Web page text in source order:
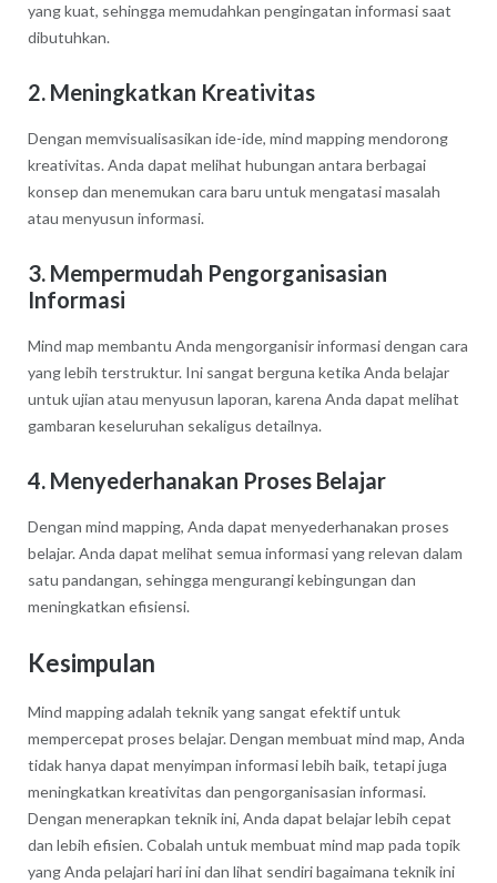
yang kuat, sehingga memudahkan pengingatan informasi saat
dibutuhkan.
2. Meningkatkan Kreativitas
Dengan memvisualisasikan ide-ide, mind mapping mendorong
kreativitas. Anda dapat melihat hubungan antara berbagai
konsep dan menemukan cara baru untuk mengatasi masalah
atau menyusun informasi.
3. Mempermudah Pengorganisasian
Informasi
Mind map membantu Anda mengorganisir informasi dengan cara
yang lebih terstruktur. Ini sangat berguna ketika Anda belajar
untuk ujian atau menyusun laporan, karena Anda dapat melihat
gambaran keseluruhan sekaligus detailnya.
4. Menyederhanakan Proses Belajar
Dengan mind mapping, Anda dapat menyederhanakan proses
belajar. Anda dapat melihat semua informasi yang relevan dalam
satu pandangan, sehingga mengurangi kebingungan dan
meningkatkan efisiensi.
Kesimpulan
Mind mapping adalah teknik yang sangat efektif untuk
mempercepat proses belajar. Dengan membuat mind map, Anda
tidak hanya dapat menyimpan informasi lebih baik, tetapi juga
meningkatkan kreativitas dan pengorganisasian informasi.
Dengan menerapkan teknik ini, Anda dapat belajar lebih cepat
dan lebih efisien. Cobalah untuk membuat mind map pada topik
yang Anda pelajari hari ini dan lihat sendiri bagaimana teknik ini